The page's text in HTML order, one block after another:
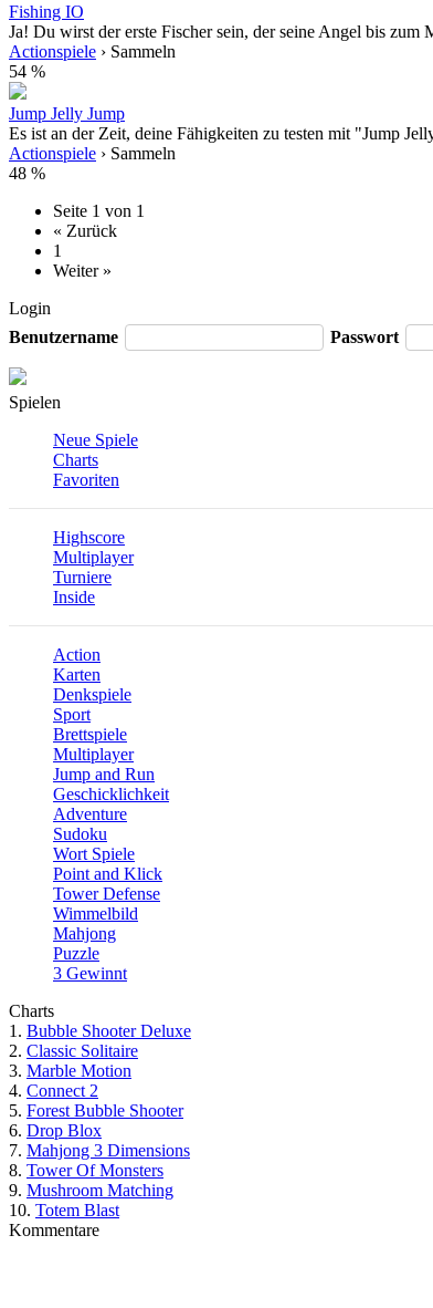
Fishing IO
Ja! Du wirst der erste Fischer sein, der seine Angel bis zum
Actionspiele › Sammeln
54 %
Jump Jelly Jump
Es ist an der Zeit, deine Fähigkeiten zu testen mit "Jump
Actionspiele › Sammeln
48 %
Seite 1 von 1
« Zurück
1
Weiter »
Login
Benutzername
Passwort
Spielen
Neue Spiele
Charts
Favoriten
Highscore
Multiplayer
Turniere
Inside
Action
Karten
Denkspiele
Sport
Brettspiele
Multiplayer
Jump and Run
Geschicklichkeit
Adventure
Sudoku
Wort Spiele
Point and Klick
Tower Defense
Wimmelbild
Mahjong
Puzzle
3 Gewinnt
Charts
1. Bubble Shooter Deluxe
2. Classic Solitaire
3. Marble Motion
4. Connect 2
5. Forest Bubble Shooter
6. Drop Blox
7. Mahjong 3 Dimensions
8. Tower Of Monsters
9. Mushroom Matching
10. Totem Blast
Kommentare